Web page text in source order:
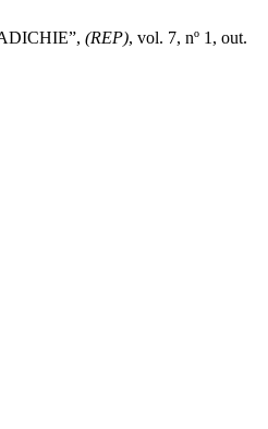
(REP), vol. 7, nº 1, out.